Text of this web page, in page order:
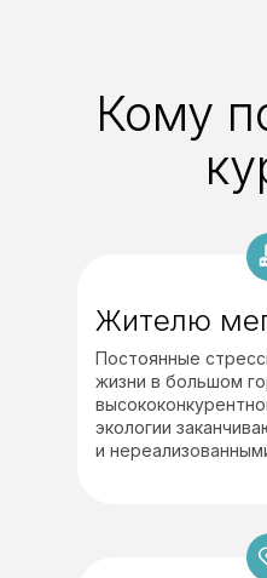
Жителю
Постоянные
жизни в большом
экологии
и
Кому